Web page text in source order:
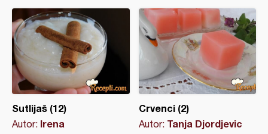
Sutlijaš (12)
Autor: Irena
Crvenci (2)
Autor: Tanja Djordjevic